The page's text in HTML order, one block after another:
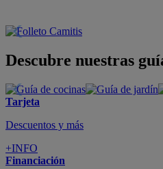
Descubre nuestras
Tarjeta
Descuentos y más
+INFO
Financiación